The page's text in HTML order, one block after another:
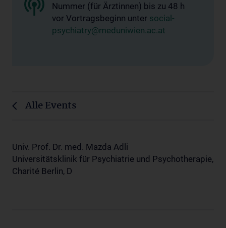
Nummer (für Ärztinnen) bis zu 48 h
vor Vortragsbeginn unter social-
psychiatry@meduniwien.ac.at
Alle Events
Univ. Prof. Dr. med. Mazda Adli
Universitätsklinik für Psychiatrie und Psychotherapie,
Charité Berlin, D